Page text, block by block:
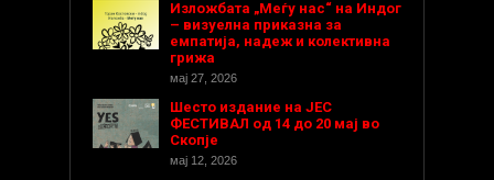
Изложбата „Меѓу нас“ на Индог
– визуелна приказна за
емпатија, надеж и колективна
грижа
мај 27, 2026
Шесто издание на ЈЕС
ФЕСТИВАЛ од 14 до 20 мај во
Скопје
мај 12, 2026